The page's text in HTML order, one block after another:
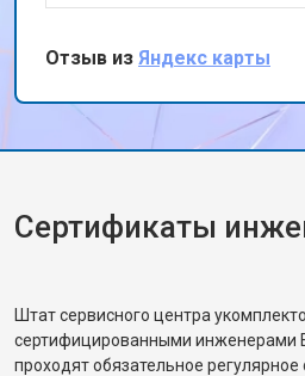
теперь работает
быстрый и качественный
Отзыв из Яндекс карты
Сертификаты
Штат сервисного центра
сертифицированными инженерами
проходят обязательное